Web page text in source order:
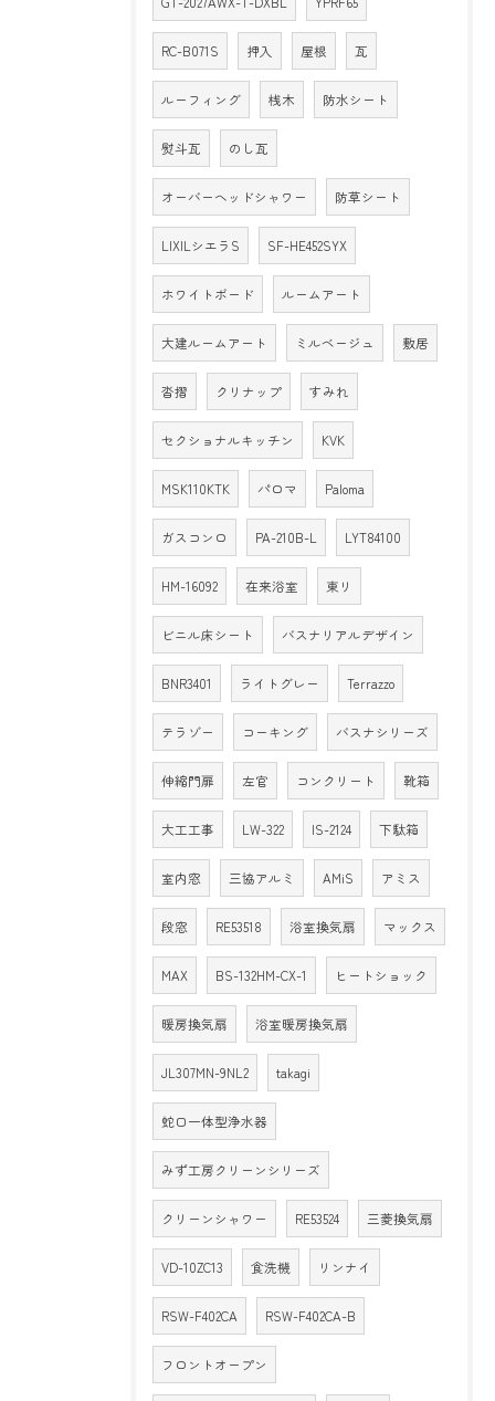
RC-B071S 押入 屋根 瓦
ルーフィング 桟木 防水シート
熨斗瓦 のし瓦
オーバーヘッドシャワー 防草シート
LIXILシエラS SF-HE452SYX
ホワイトボード ルームアート
大建ルームアート ミルベージュ 敷居
沓摺 クリナップ すみれ
セクショナルキッチン KVK
MSK110KTK パロマ Paloma
ガスコンロ PA-210B-L LYT84100
HM-16092 在来浴室 東リ
ビニル床シート バスナリアルデザイン
BNR3401 ライトグレー Terrazzo
テラゾー コーキング バスナシリーズ
伸縮門扉 左官 コンクリート 靴箱
大工工事 LW-322 IS-2124 下駄箱
室内窓 三協アルミ AMiS アミス
段窓 RE53518 浴室換気扇 マックス
MAX BS-132HM-CX-1 ヒートショック
暖房換気扇 浴室暖房換気扇
JL307MN-9NL2 takagi
蛇口一体型浄水器
みず工房クリーンシリーズ
クリーンシャワー RE53524 三菱換気扇
VD-10ZC13 食洗機 リンナイ
RSW-F402CA RSW-F402CA-B
フロントオープン